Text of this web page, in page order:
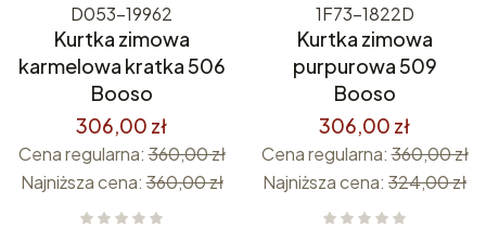
D053-19962
Kurtka zimowa
karmelowa kratka 506
Booso
306,00 zł
Cena regularna: 360,00 zł
Najniższa cena: 360,00 zł
1F73-1822D
Kurtka zimowa
purpurowa 509
Booso
306,00 zł
Cena regularna: 360,00 zł
Najniższa cena: 324,00 zł